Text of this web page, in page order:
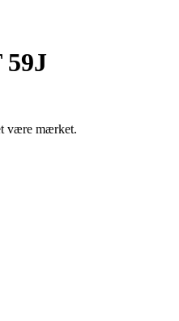
være mærket.